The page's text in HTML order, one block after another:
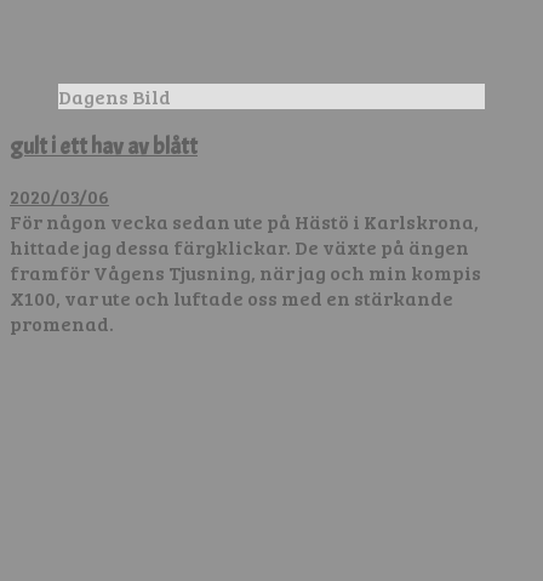
Dagens Bild
gult i ett hav av blått
2020/03/06
För någon vecka sedan ute på Hästö i Karlskrona,
hittade jag dessa färgklickar. De växte på ängen
framför Vågens Tjusning, när jag och min kompis
X100, var ute och luftade oss med en stärkande
promenad.